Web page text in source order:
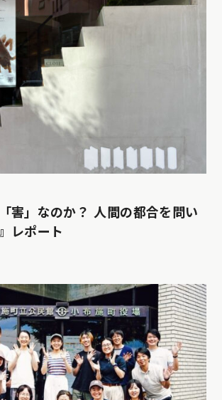
害」なのか？ 人間の都合を問い
レポート